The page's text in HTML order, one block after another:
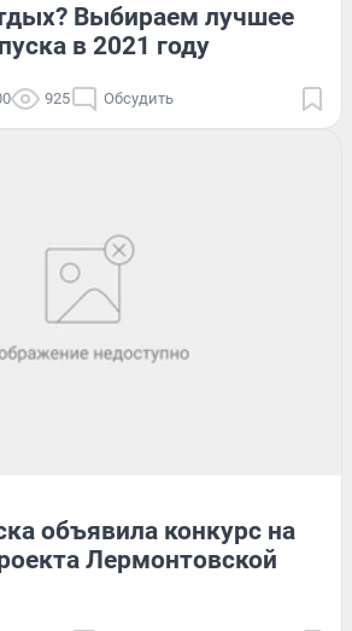
Выбираем лучшее
в 2021 году
925 Обсудить
объявила конкурс на
Лермонтовской